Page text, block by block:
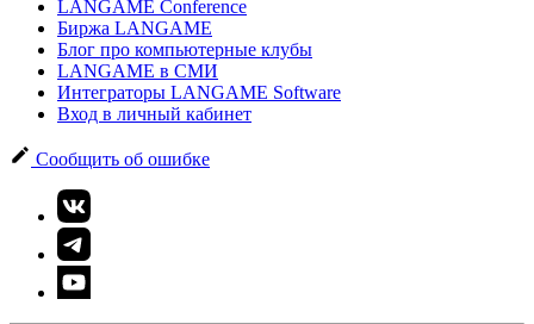
LANGAME Conference
Биржа LANGAME
Блог про компьютерные клубы
LANGAME в СМИ
Интеграторы LANGAME Software
Вход в личный кабинет
Сообщить об ошибке